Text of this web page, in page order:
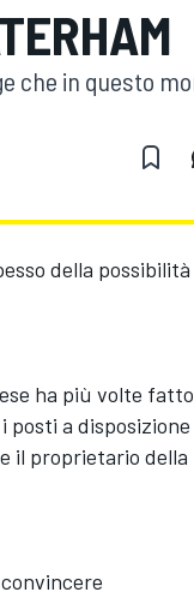
che in questo
della
ha più volte
a
il proprietario della